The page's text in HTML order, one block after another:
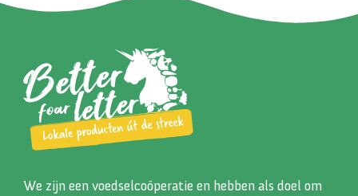
We zijn een voedselcoöperatie en hebben als doel om